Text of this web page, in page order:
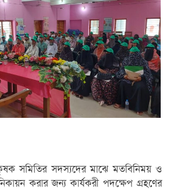
সমিতির সদস্যদের মাঝে মতবিনিময় ও
করার জন্য কার্যকরী পদক্ষেপ গ্রহণের